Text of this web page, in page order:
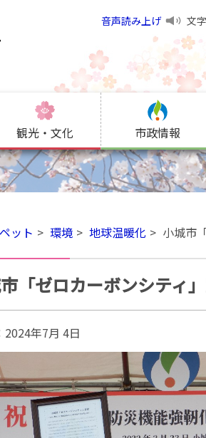
音声読み上げ 文
観光・文化 市政情報
ット 環境 地球温暖化 小城市
「ゼロカーボンシティ
2024年7月 4日